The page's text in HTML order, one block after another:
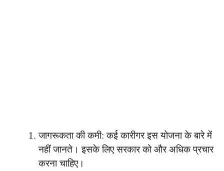
जागरूकता की कमी: कई कारीगर इस योजना के बारे में
नहीं जानते। इसके लिए सरकार को और अधिक प्रचार
करना चाहिए।